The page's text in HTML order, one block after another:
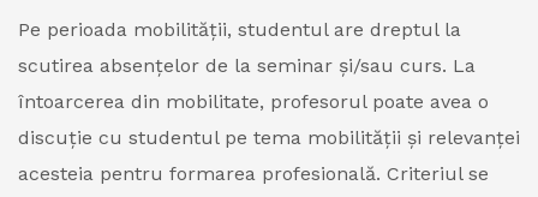
Pe perioada mobilității, studentul are dreptul la
scutirea absențelor de la seminar și/sau curs. La
întoarcerea din mobilitate, profesorul poate avea o
discuție cu studentul pe tema mobilității și relevanței
acesteia pentru formarea profesională. Criteriul se